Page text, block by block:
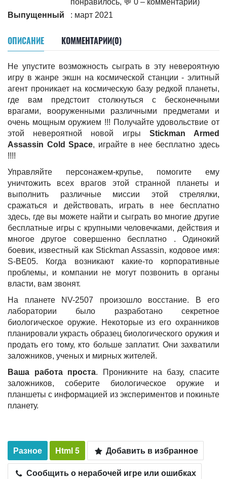
понравилось, 💬 0 – комментарии)
Выпущенный
: март 2021
ОПИСАНИЕ КОММЕНТАРИИ(0)
Не упустите возможность сыграть в эту невероятную
игру в жанре экшн на космической станции - элитный
агент проникает на космическую базу редкой планеты,
где вам предстоит столкнуться с бесконечными
врагами, вооруженными различными предметами и
очень мощным оружием !!! Получайте удовольствие от
этой невероятной новой игры Stickman Armed
Assassin Cold Space, играйте в нее бесплатно здесь
!!!!
Управляйте персонажем-крупье, помогите ему
уничтожить всех врагов этой странной планеты и
выполнить различные миссии этой стрелялки,
сражаться и действовать, играть в нее бесплатно
здесь, где вы можете найти и сыграть во многие другие
бесплатные игры с крупными человечками, действия и
многое другое совершенно бесплатно . Одинокий
боевик, известный как Stickman Assassin, кодовое имя:
S-BE05. Когда возникают какие-то корпоративные
проблемы, и компании не могут позвонить в органы
власти, вам звонят.
На планете NV-2507 произошло восстание. В его
лаборатории было разработано секретное
биологическое оружие. Некоторые из его охранников
планировали украсть образец биологического оружия и
продать его тому, кто больше заплатит. Они захватили
заложников, ученых и мирных жителей.
Ваша работа проста. Проникните на базу, спасите
заложников, соберите биологическое оружие и
планшеты с информацией из экспериментов и покиньте
планету.
Разное Html 5
Добавить в избранное
Сообщить о нерабочей игре или ошибках